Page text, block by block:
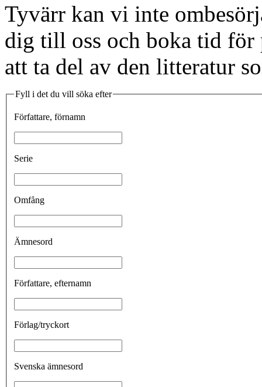
Tyvärr kan vi inte
dig till oss och boka tid för
att ta del av den litteratur
Fyll i det du vill söka efter
Författare, förnamn
Serie
Omfång
Ämnesord
Författare, efternamn
Förlag/tryckort
Svenska ämnesord